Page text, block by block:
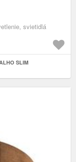
svietidlá
SLIM